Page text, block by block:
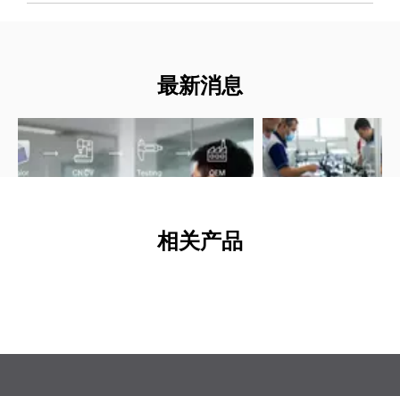
最新消息
关于乙缩醛塑料您需要了解的一切：高性能 POM 部件工程师指南
相关产品